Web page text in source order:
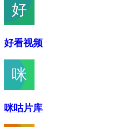
好看视频
咪咕片库